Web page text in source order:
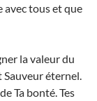
avec tous et que
la valeur du
Sauveur éternel.
Ta bonté. Tes